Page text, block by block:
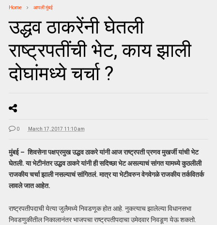
Home आपली मुंबई
उद्धव ठाकरेंनी घेतली
राष्ट्रपतींची भेट, काय झाली
दोघांमध्ये चर्चा ?
0 March 17, 2017 11:10 am
मुंबई – शिवसेना पक्षप्रमुख उद्धव ठाकरे यांनी आज राष्ट्रपती प्रणव मुखर्जी यांची भेट
घेतली. या भेटीनंतर उद्धव ठाकरे यांनी ही सदिच्छा भेट असल्याचं सांगत यामध्ये कुठलीली
राजकीय चर्चा झाली नसल्याचं सांगितलं. मात्र या भेटीवरुन वेगवेगळे राजकीय तर्कवितर्क
लावले जात आहेत.
राष्ट्रपतीपदाची येत्या जुलैमध्ये निवडणूक होत आहे. नुकत्याच झालेल्या विधानसभा
निवडणुकीतील निकालानंतर भाजपचा राष्ट्रपतीपदाचा उमेदवार निवडूण येऊ शकतो.